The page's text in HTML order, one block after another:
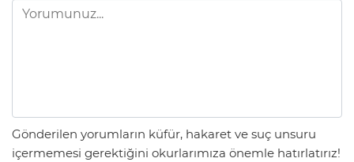
Gönderilen yorumların küfür, hakaret ve suç unsuru
içermemesi gerektiğini okurlarımıza önemle hatırlatırız!